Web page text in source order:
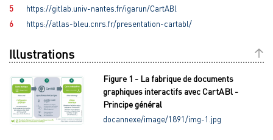
5
https://gitlab.univ-nantes.fr/igarun/CartABl
6
https://atlas-bleu.cnrs.fr/presentation-cartabl/
Illustrations
Figure 1 - La fabrique de documents
graphiques interactifs avec CartABl -
Principe général
docannexe/image/1891/img-1.jpg